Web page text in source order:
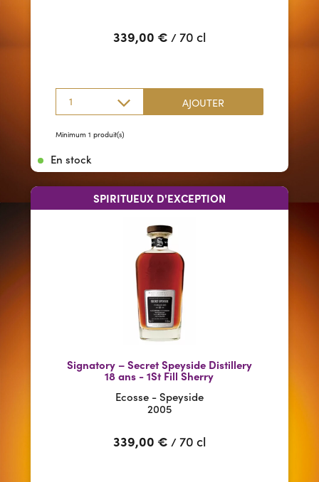
339,00 € /70 cl
1 AJOUTER
Minimum 1 produit(s)
En stock
SPIRITUEUX D'EXCEPTION
Signatory – Secret Speyside Distillery
18 ans - 1St Fill Sherry
Ecosse - Speyside
2005
339,00 € /70 cl